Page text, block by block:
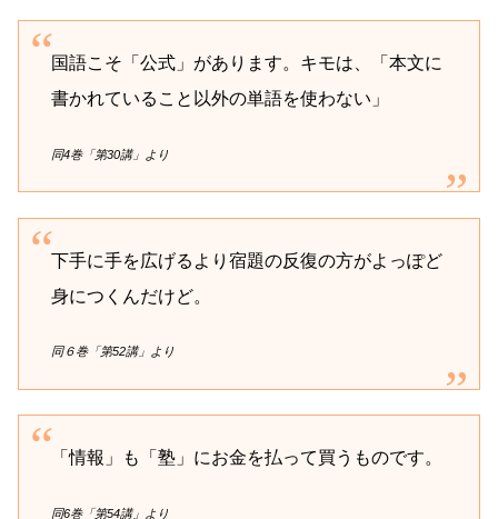
国語こそ「公式」があります。キモは、「本文に
書かれていること以外の単語を使わない」
同4巻「第30講」より
下手に手を広げるより宿題の反復の方がよっぽど
身につくんだけど。
同６巻「第52講」より
「情報」も「塾」にお金を払って買うものです。
同6巻「第54講」より